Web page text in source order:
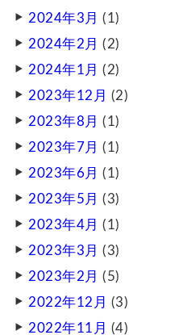
2024年3月 (1)
2024年2月 (2)
2024年1月 (2)
2023年12月 (2)
2023年8月 (1)
2023年7月 (1)
2023年6月 (1)
2023年5月 (3)
2023年4月 (1)
2023年3月 (3)
2023年2月 (5)
2022年12月 (3)
2022年11月 (4)